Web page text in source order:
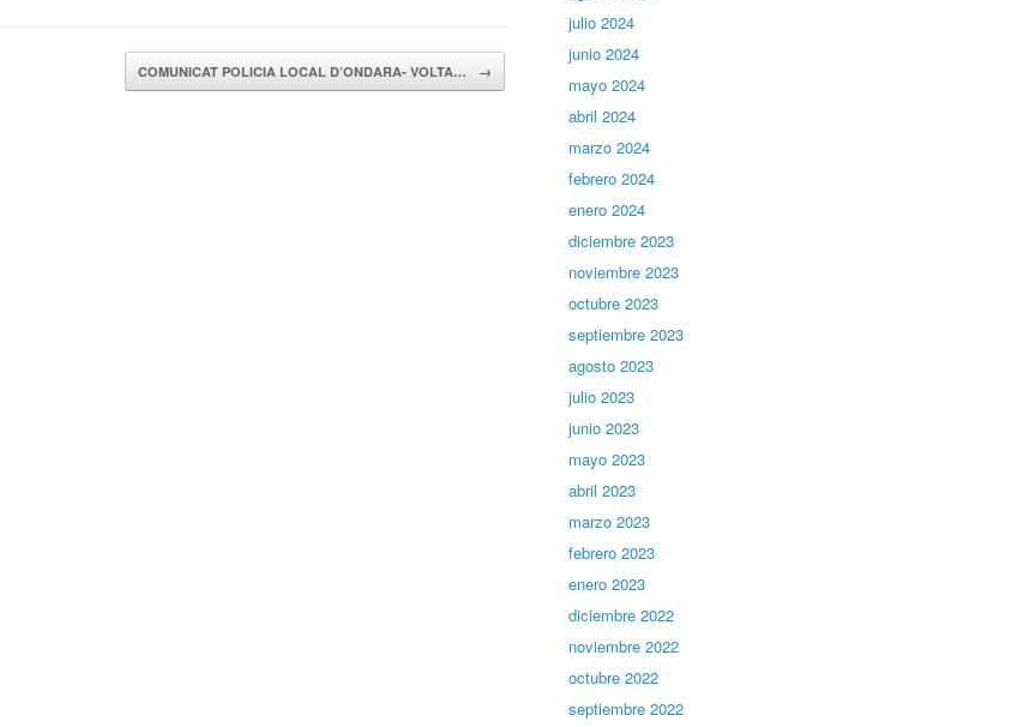
COMUNICAT POLICIA LOCAL D’ONDARA- VOLTA… →
julio 2024
junio 2024
mayo 2024
abril 2024
marzo 2024
febrero 2024
enero 2024
diciembre 2023
noviembre 2023
octubre 2023
septiembre 2023
agosto 2023
julio 2023
junio 2023
mayo 2023
abril 2023
marzo 2023
febrero 2023
enero 2023
diciembre 2022
noviembre 2022
octubre 2022
septiembre 2022